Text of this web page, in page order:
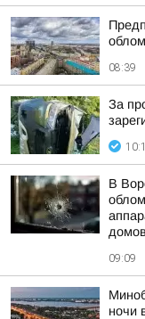
08:39
За
В
домов
09:09
ночи